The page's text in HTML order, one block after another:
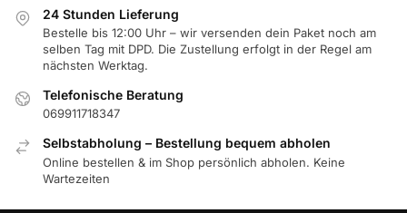
24 Stunden Lieferung
Bestelle bis 12:00 Uhr – wir versenden dein Paket noch am
selben Tag mit DPD. Die Zustellung erfolgt in der Regel am
nächsten Werktag.
Telefonische Beratung
069911718347
Selbstabholung – Bestellung bequem abholen
Online bestellen & im Shop persönlich abholen. Keine
Wartezeiten